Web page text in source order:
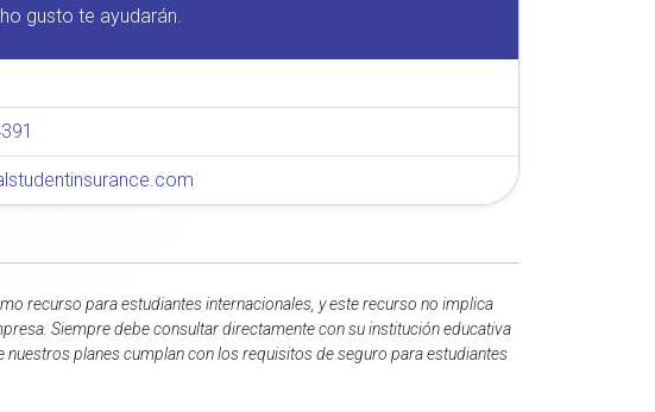
gusto te ayudarán.
recurso para estudiantes internacionales, y este recurso no implica
Siempre debe consultar directamente con su institución educativa
planes cumplan con los requisitos de seguro para estudiantes